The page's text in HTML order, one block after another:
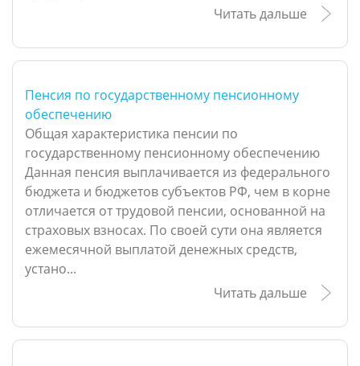
Читать дальше
Пенсия по государственному пенсионному
обеспечению
Общая характеристика пенсии по
государственному пенсионному обеспечению
Данная пенсия выплачивается из федерального
бюджета и бюджетов субъектов РФ, чем в корне
отличается от трудовой пенсии, основанной на
страховых взносах. По своей сути она является
ежемесячной выплатой денежных средств,
устано...
Читать дальше